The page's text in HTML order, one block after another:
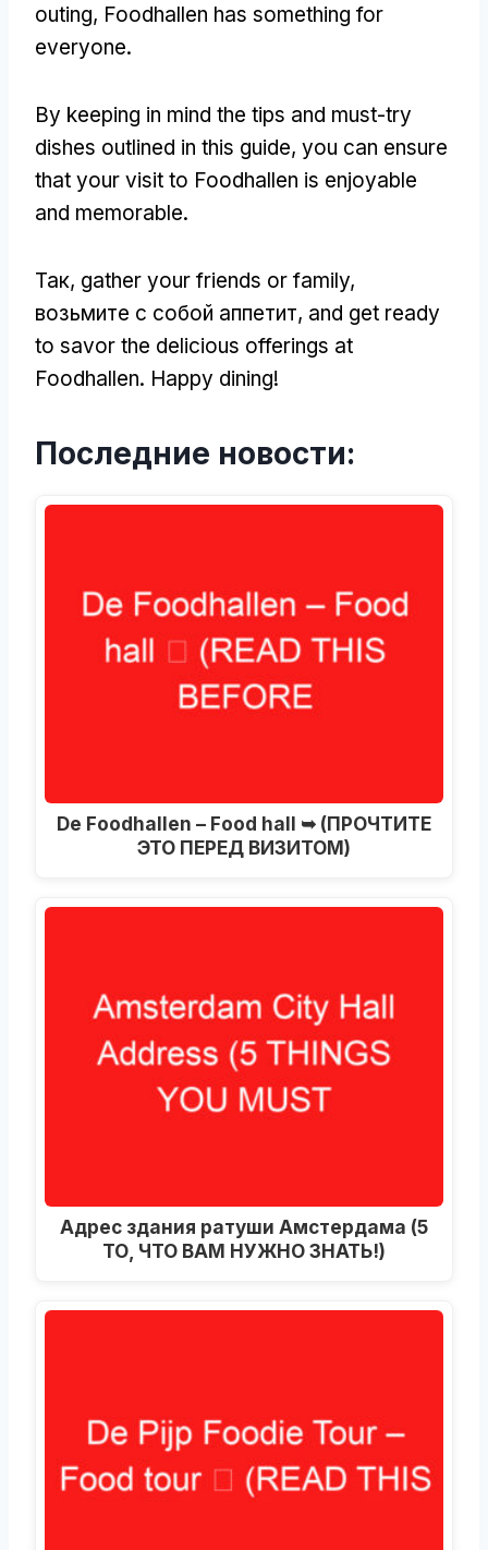
outing, Foodhallen has something for
everyone.
By keeping in mind the tips and must-try
dishes outlined in this guide, you can ensure
that your visit to Foodhallen is enjoyable
and memorable.
Так, gather your friends or family,
возьмите с собой аппетит, and get ready
to savor the delicious offerings at
Foodhallen. Happy dining!
Последние новости:
De Foodhallen – Food hall ➥ (ПРОЧТИТЕ
ЭТО ПЕРЕД ВИЗИТОМ)
Адрес здания ратуши Амстердама (5
ТО, ЧТО ВАМ НУЖНО ЗНАТЬ!)